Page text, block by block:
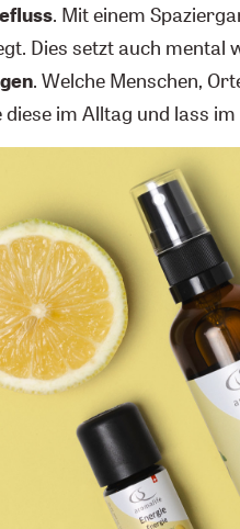
. Mit einem
Dies setzt auch mental
. Welche Menschen,
im Alltag und lass